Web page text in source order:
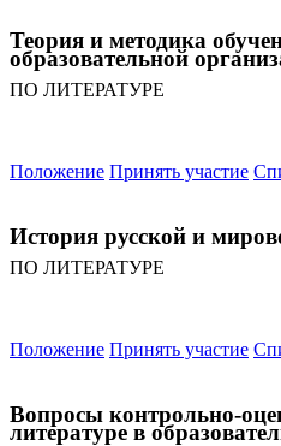
Теория и методика
образовательной
ПО ЛИТЕРАТУРЕ
Положение Принять участие
История русской и
ПО ЛИТЕРАТУРЕ
Положение Принять участие
Вопросы контрольно-
литературе в